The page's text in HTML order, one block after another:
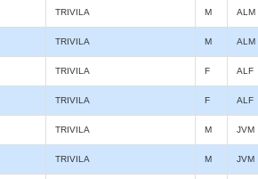
TRIVILA M ALM
TRIVILA M ALM
TRIVILA F ALF
TRIVILA F ALF
TRIVILA M JVM
TRIVILA M JVM